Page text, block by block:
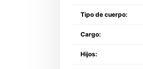
Tipo de cuerpo:
Cargo:
Hijos: